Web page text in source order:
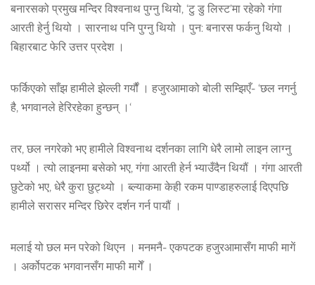
बनारसको प्रमुख मन्दिर विश्वनाथ पुग्नु थियो, ‘टु डु लिस्ट’मा रहेको गंगा
आरती हेर्नु थियो । सारनाथ पनि पुग्नु थियो । पुन: बनारस फर्कनु थियो ।
बिहारबाट फेरि उत्तर प्रदेश ।
फर्किएको साँझ हामीले झेल्ली गर्यौं । हजुरआमाको बोली सम्झिएँ- ‘छल नगर्नु
है, भगवानले हेरिरहेका हुन्छन् ।‘
तर, छल नगरेको भए हामीले विश्वनाथ दर्शनका लागि धेरै लामो लाइन लाग्नु
पर्थ्यो । त्यो लाइनमा बसेको भए, गंगा आरती हेर्न भ्याउँदैन थियौं । गंगा आरती
छुटेको भए, धेरै कुरा छुट्थ्यो । ब्ल्याकमा केही रकम पाण्डाहरुलाई दिएपछि
हामीले सरासर मन्दिर छिरेर दर्शन गर्न पायौं ।
मलाई यो छल मन परेको थिएन । मनमनै- एकपटक हजुरआमासँग माफी मागें
। अर्कोपटक भगवानसँग माफी मागेँ ।